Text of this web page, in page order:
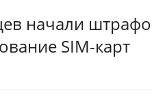
начали
SIM-карт